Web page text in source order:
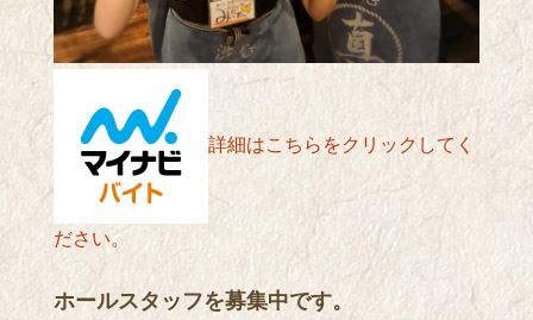
詳細はこちらをクリックしてく
ださい。
ホールスタッフを募集中です。